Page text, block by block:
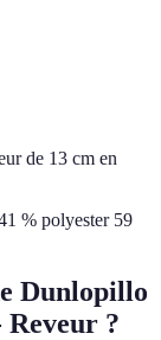
de 13 cm en
% polyester 59
Dunlopillo
Reveur ?